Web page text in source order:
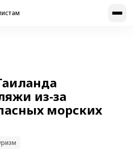
из-за
морских